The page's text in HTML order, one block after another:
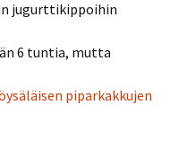
jugurttikippoihin
6 tuntia, mutta
piparkakkujen